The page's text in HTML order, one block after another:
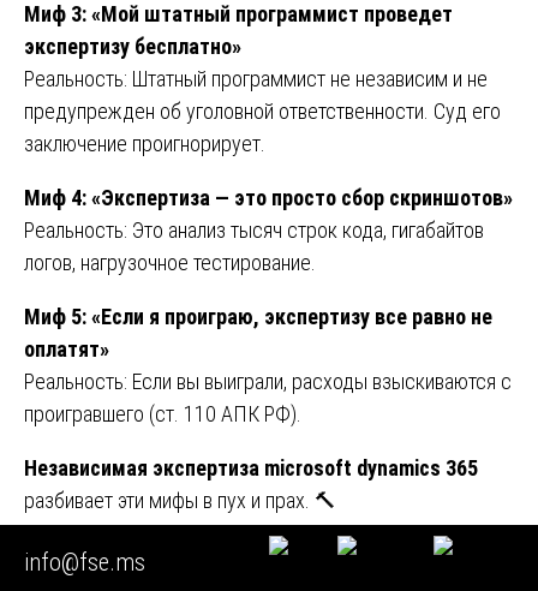
Миф 3: «Мой штатный программист проведет
экспертизу бесплатно»
Реальность: Штатный программист не независим и не
предупрежден об уголовной ответственности. Суд его
заключение проигнорирует.
Миф 4: «Экспертиза — это просто сбор скриншотов»
Реальность: Это анализ тысяч строк кода, гигабайтов
логов, нагрузочное тестирование.
Миф 5: «Если я проиграю, экспертизу все равно не
оплатят»
Реальность: Если вы выиграли, расходы взыскиваются с
проигравшего (ст. 110 АПК РФ).
Независимая экспертиза microsoft dynamics 365
разбивает эти мифы в пух и прах. 🔨
Глава 15. Заключение: почему Федерация судебных
info@fse.ms